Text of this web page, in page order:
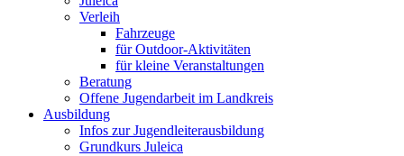
Verleih
Fahrzeuge
für Outdoor-Aktivitäten
für kleine Veranstaltungen
Beratung
Offene Jugendarbeit im Landkreis
Ausbildung
Infos zur Jugendleiterausbildung
Grundkurs Juleica